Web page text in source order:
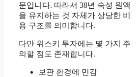
문입니다. 따라서 38년 숙성 원액
을 유지하는 것 자체가 상당한 비
용 구조를 의미합니다.
다만 위스키 투자에는 몇 가지 주
의할 점도 존재합니다.
보관 환경에 민감